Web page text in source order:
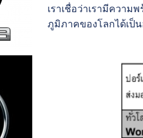
เราเชื่อว่าเรามีควา
ภูมิภาคของโลกได้เป็น